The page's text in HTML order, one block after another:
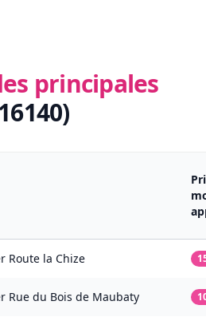
principales
Route la Chize
Rue du Bois de Maubaty